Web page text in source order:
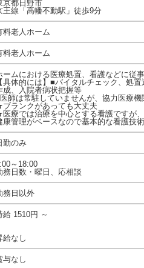
京都日野市
王線「高幡不動駅」徒歩9分
料老人ホーム
料老人ホーム
ームにおける医療処置、看護などに従事
【具体的には】■バイタルチェック、処
成、入院者病状把握等
師は常駐していませんが、協力医療
ランクがあっても大丈夫
療では治療を中心とする看護ですが
康管理がベースなので基本的な看護技
勤のみ
～18:00
務日数・曜日、応相談
務日以外
給 1510円 ～
給なし
与なし